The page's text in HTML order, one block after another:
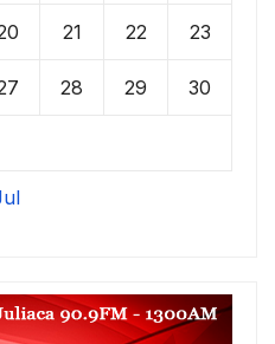
21 22 23
28 29 30